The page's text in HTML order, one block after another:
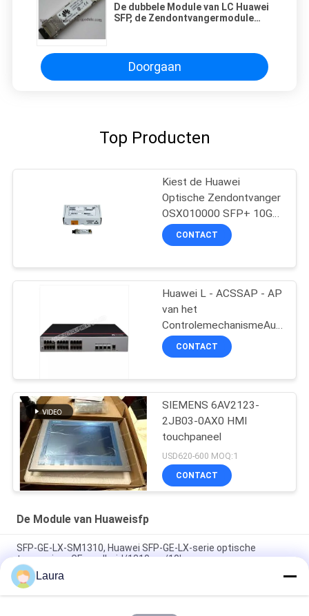
De dubbele Module van LC Huawei
SFP, de Zendontvangermodule
Doorgaan
Top Producten
Kiest de Huawei
Optische Zendontvanger
OSX010000 SFP+ 10G
Wijzemodule 1310nm
10km LC uit
CONTACT
Huawei L - ACSSAP - AP
van het
van 128AP AC6508
Middelvergunning
CONTACT
SIEMENS 6AV2123-
2JB03-0AX0 HMI
touchpaneel
USD620-600 MOQ:1
CONTACT
De Module van Huaweisfp
SFP-GE-LX-SM1310, Huawei SFP-GE-LX-serie optische
transceiver, GE-snelheid/1310nm/10km
Huawei OMND10N13 (02311NTY) 100GBASE-SR4 QSFP28
850nm 100m MMF Optische Transceiver Module
Laura